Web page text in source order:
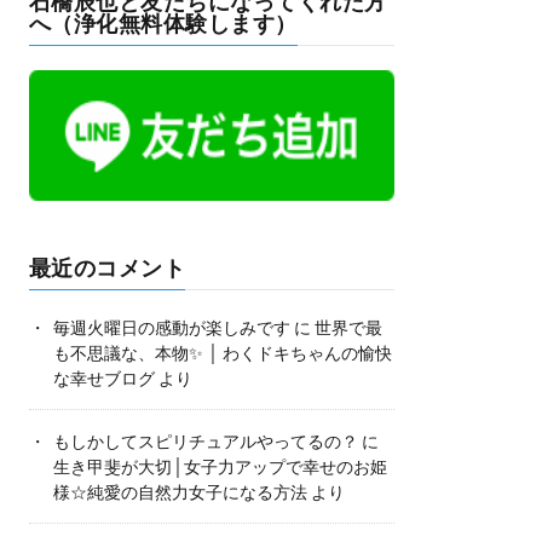
へ（浄化無料体験します）
最近のコメント
毎週火曜日の感動が楽しみです に 世界で最
も不思議な、本物✨ │ わくドキちゃんの愉快
な幸せブログより
もしかしてスピリチュアルやってるの？ に
生き甲斐が大切│女子力アップで幸せのお姫
様☆純愛の自然力女子になる方法より